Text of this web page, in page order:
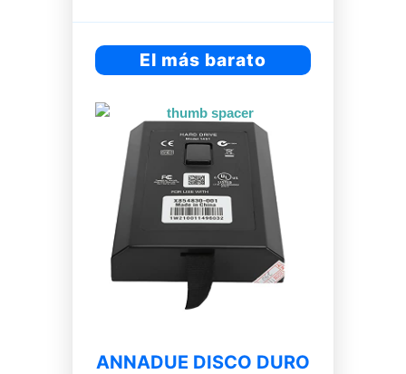
El más barato
ANNADUE DISCO DURO